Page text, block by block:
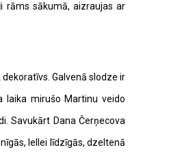
rāms sākumā, aizraujas ar
Galvenā slodze ir
laika mirušo Martinu veido
Savukārt Dana Čerņecova
lellei līdzīgās, dzeltenā